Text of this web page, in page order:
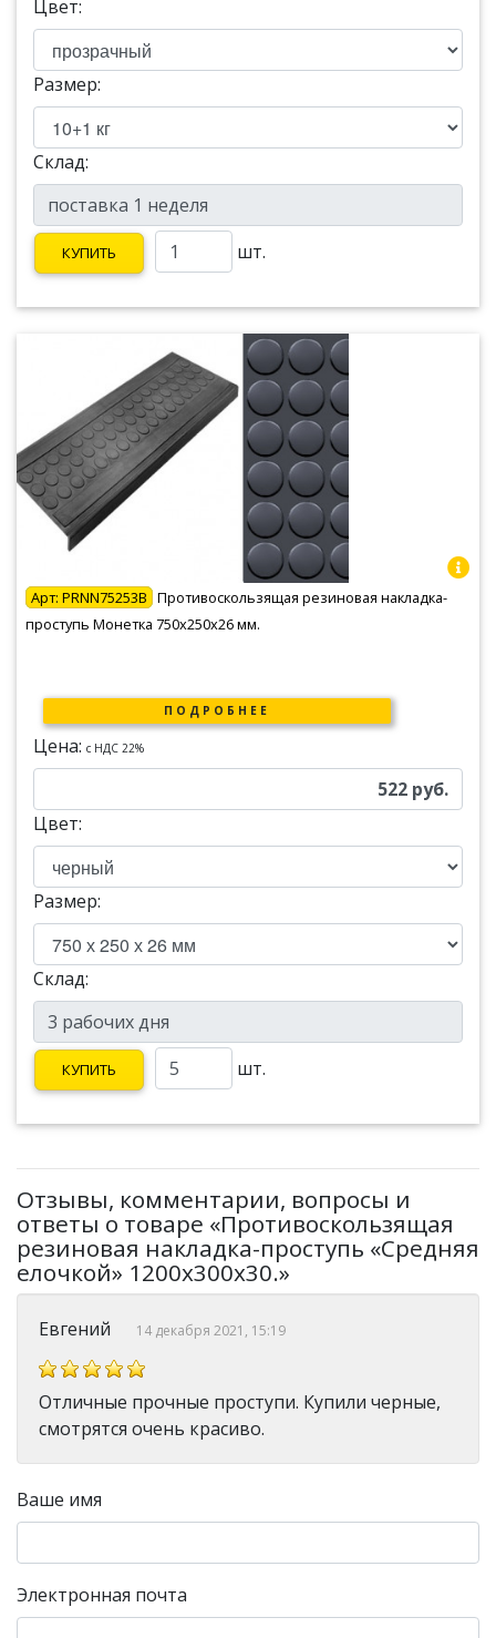
Цвет:
Размер:
Склад:
КУПИТЬ шт.
Арт: PRNN75253B Противоскользящая резиновая накладка-
проступь Монетка 750х250х26 мм.
ПОДРОБНЕЕ
Цена: c НДС 22%
522 руб.
Цвет:
Размер:
Склад:
КУПИТЬ шт.
Отзывы, комментарии, вопросы и
ответы о товаре «Противоскользящая
резиновая накладка-проступь «Средняя
елочкой» 1200х300х30.»
Евгений 14 декабря 2021, 15:19
Отличные прочные проступи. Купили черные,
смотрятся очень красиво.
Ваше имя
Электронная почта